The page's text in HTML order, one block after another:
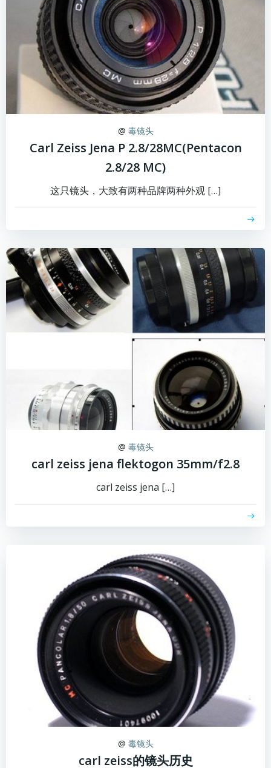
@ 毒镜头
Carl Zeiss Jena P 2.8/28MC(Pentacon
2.8/28 MC)
这只镜头，大致有两种品牌两种外观 […]
@ 毒镜头
carl zeiss jena flektogon 35mm/f2.8
carl zeiss jena […]
@ 毒镜头
carl zeiss的镜头历史